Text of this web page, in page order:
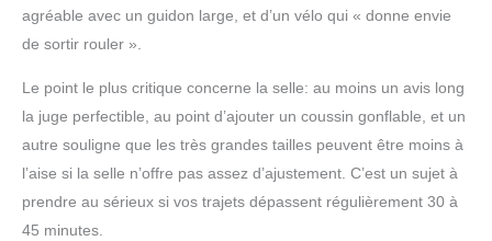
adulte femme dans tous
Pratique】Ce velo
electrique femme pèse
34 kg. Idéal pour les
citadins et les aventuriers
en déplacement. Le
cadre en aluminium rend
agréable avec un guidon large, et d’un vélo qui « donne envie
de sortir rouler ».
Le point le plus critique concerne la selle: au moins un avis long
la juge perfectible, au point d’ajouter un coussin gonflable, et un
autre souligne que les très grandes tailles peuvent être moins à
l’aise si la selle n’offre pas assez d’ajustement. C’est un sujet à
prendre au sérieux si vos trajets dépassent régulièrement 30 à
45 minutes.